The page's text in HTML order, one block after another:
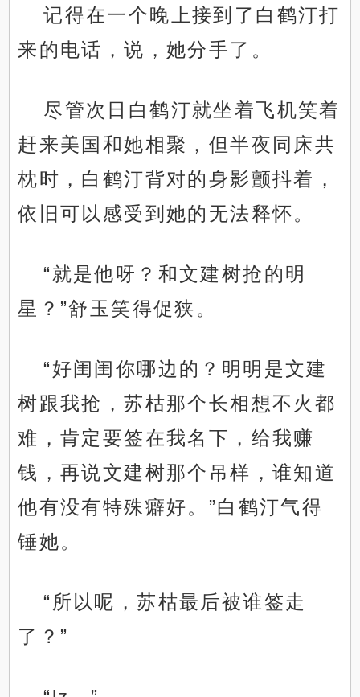
记得在一个晚上接到了白鹤汀打
来的电话，说，她分手了。
尽管次日白鹤汀就坐着飞机笑着
赶来美国和她相聚，但半夜同床共
枕时，白鹤汀背对的身影颤抖着，
依旧可以感受到她的无法释怀。
“就是他呀？和文建树抢的明
星？”舒玉笑得促狭。
“好闺闺你哪边的？明明是文建
树跟我抢，苏枯那个长相想不火都
难，肯定要签在我名下，给我赚
钱，再说文建树那个吊样，谁知道
他有没有特殊癖好。”白鹤汀气得
锤她。
“所以呢，苏枯最后被谁签走
了？”